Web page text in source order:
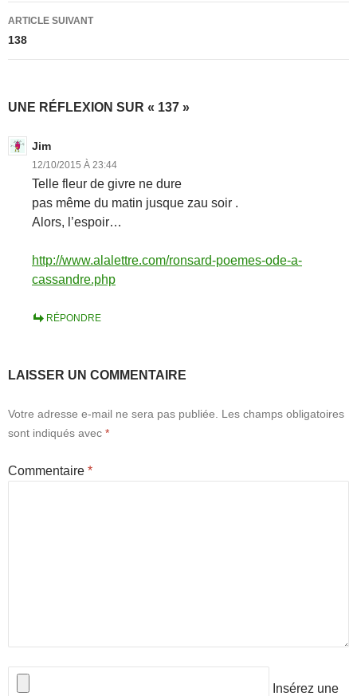
articles
ARTICLE SUIVANT
138
UNE RÉFLEXION SUR « 137 »
Jim
12/10/2015 À 23:44
Telle fleur de givre ne dure
pas même du matin jusque zau soir .
Alors, l’espoir…
http://www.alalettre.com/ronsard-poemes-ode-a-
cassandre.php
RÉPONDRE
LAISSER UN COMMENTAIRE
Votre adresse e-mail ne sera pas publiée.
Les champs obligatoires
sont indiqués avec *
Commentaire *
Insérez une